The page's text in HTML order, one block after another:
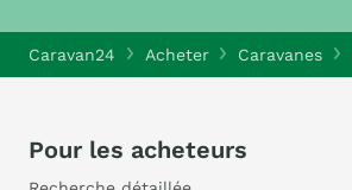
Caravan24 Acheter Caravanes
Pour les acheteurs